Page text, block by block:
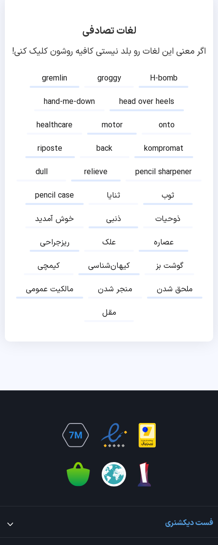
لغات تصادفی
اگر معنی این لغات رو بلد نیستی کافیه روشون کلیک کنی!
gremlin groggy
H-bomb
hand-me-down
head over heels
healthcare
motor
onto
riposte
back
kompromat
dull
relieve
pencil sharpener
pencil case
ثنایا
ثوب
خوش آمدید
ذنبی
ذوحیات
ریزجراحی
علک
عصاره
کیمچی
کیهان‌شناسی
گوشت بز
مالکیت عمومی
منجر شدن
ملحق شدن
مقل
فست دیکشنری